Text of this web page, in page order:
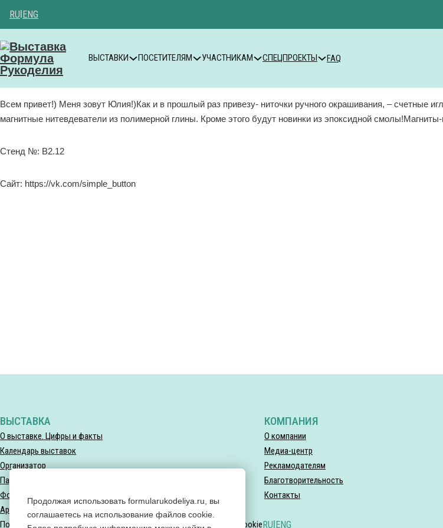
RU|ENG
ВЫСТАВКИ ПОСЕТИТЕЛЯМ УЧАСТНИКАМ СПЕЦПРОЕКТЫ FAQ
Всем привет!) Меня зовут Юлия!)Как и в прошлый раз привезу- ниточки ручного окрашивания, – ⁠счетные
магнитные нитевдеватели из полимерной глины. Кроме этого будут новинки из эпоксидной
Стенд №: B2.12
Сайт: https://vk.com/simple_button
ВЫСТАВКА
О выставке. Цифры и факты
Календарь выставок
Организатор
Партнеры выставки
Фотогалерея
Архив мероприятий
КОМПАНИЯ
О компании
Медиа-центр
Рекламодателям
Благотворительность
Контакты
Политика конфиденциальностиПолитика использования файлов CookieRU|ENG
Продолжая использовать formularukodeliya.ru, вы
соглашаетесь на использование файлов cookie.